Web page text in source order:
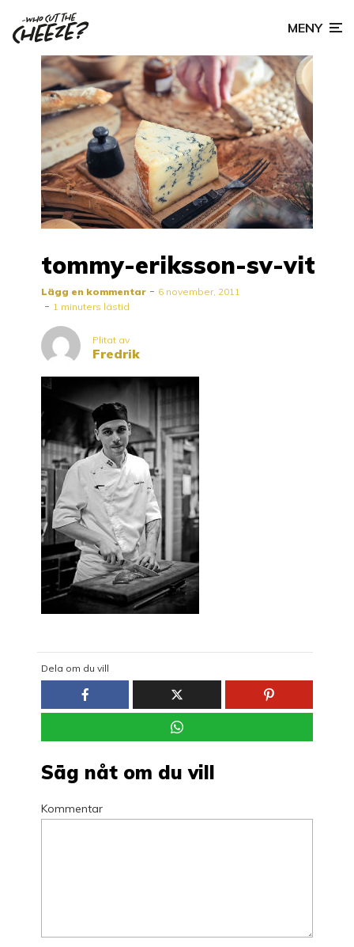
MENY
tommy-eriksson-sv-vit
Lägg en kommentar
6 november, 2011
1 minuters lästid
Plitat av
Fredrik
Dela om du vill
Säg nåt om du vill
Kommentar